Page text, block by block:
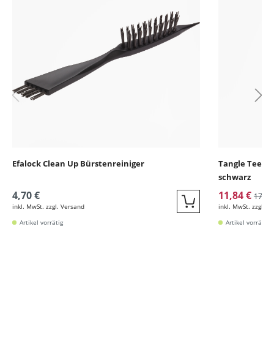
Efalock Clean Up Bürstenreiniger
4,70 €
inkl. MwSt. zzgl. Versand Quickbuy
Artikel vorrätig
Tangle
schwarz
11,84 €
inkl. MwSt. zzgl.
Artikel vorrätig